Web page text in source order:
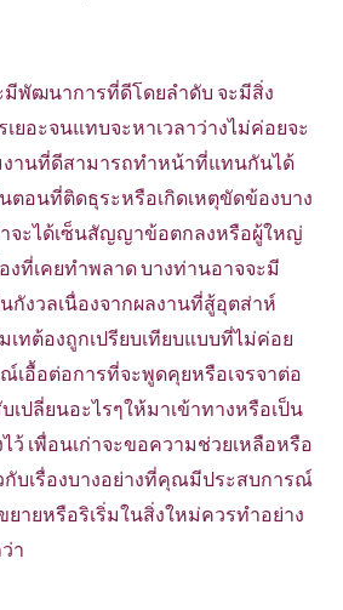
พัฒนาการที่ดีโดยลำดับ จะมีสิ่ง
เยอะจนแทบจะหาเวลาว่างไม่ค่อยจะ
งานที่ดีสามารถทำหน้าที่แทนกันได้
ตอนที่ติดธุระหรือเกิดเหตุขัดข้องบาง
จะได้เซ็นสัญญาข้อตกลงหรือผู้ใหญ่
งที่เคยทำพลาด บางท่านอาจจะมี
นกังวลเนื่องจากผลงานที่สู้อุตส่าห์
ทต้องถูกเปรียบเทียบแบบที่ไม่ค่อย
เอื้อต่อการที่จะพูดคุยหรือเจรจาต่อ
เปลี่ยนอะไรๆให้มาเข้าทางหรือเป็น
ว้ เพื่อนเก่าจะขอความช่วยเหลือหรือ
บเรื่องบางอย่างที่คุณมีประสบการณ์
ายหรือริเริ่มในสิ่งใหม่ควรทำอย่าง
า